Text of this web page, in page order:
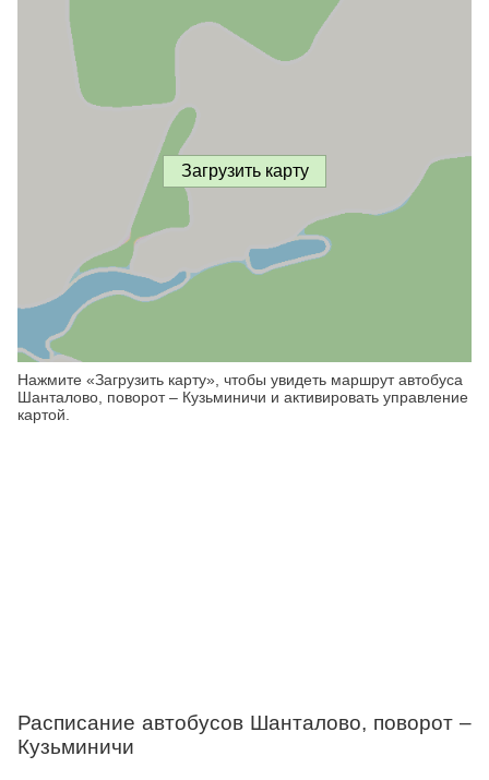
Загрузить карту
Нажмите «Загрузить карту», чтобы увидеть маршрут автобуса
Шанталово, поворот – Кузьминичи и активировать управление
картой.
Расписание автобусов Шанталово, поворот –
Кузьминичи